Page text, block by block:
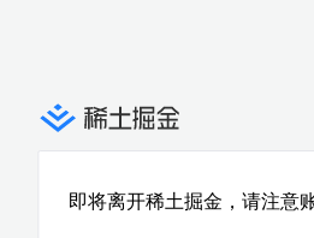
即将离开稀土掘金，请注意